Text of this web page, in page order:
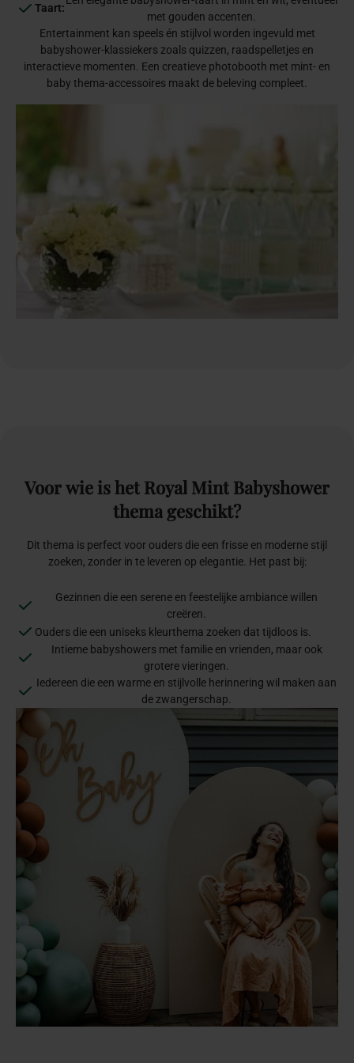
Taart:
met gouden accenten.
Entertainment kan speels én stijlvol worden ingevuld met
babyshower-klassiekers zoals quizzen, raadspelletjes en
interactieve momenten. Een creatieve photobooth met mint- en
baby thema-accessoires maakt de beleving compleet.
Voorwie ishet Royal Mint Babyshower
thema geschikt?
Dit thema is perfect voor ouders die een frisse en moderne stijl
zoeken, zonder in te leveren op elegantie. Het past bij:
Gezinnen die een serene en feestelijke ambiance willen
creëren.
Ouders die een uniseks kleurthema zoeken dat tijdloos is.
Intieme babyshowers met familie en vrienden, maar ook
grotere vieringen.
Iedereen die een warme en stijlvolle herinnering wil maken aan
de zwangerschap.